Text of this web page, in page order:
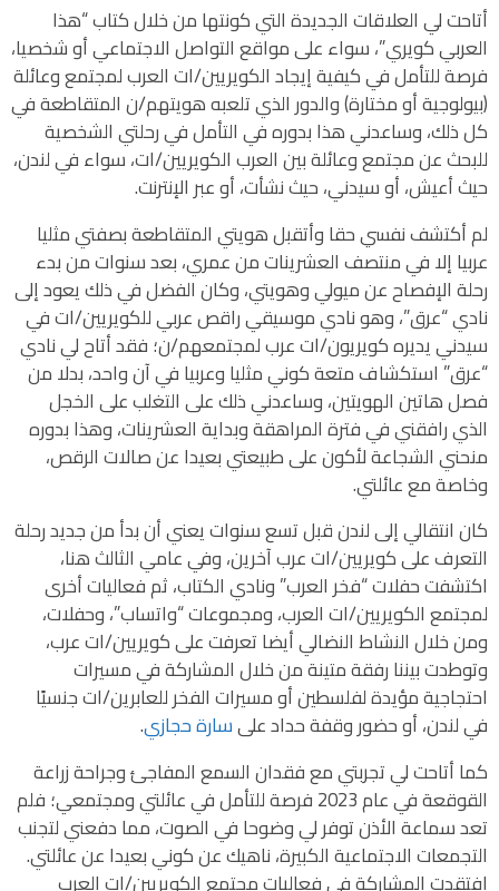
أتاحت لي العلاقات الجديدة التي كونتها من خلال كتاب “هذا
العربي كويري”، سواء على مواقع التواصل الاجتماعي أو شخصيا،
فرصة للتأمل في كيفية إيجاد الكويريين/ات العرب لمجتمع وعائلة
(بيولوجية أو مختارة) والدور الذي تلعبه هويتهم/ن المتقاطعة في
كل ذلك، وساعدني هذا بدوره في التأمل في رحلتي الشخصية
للبحث عن مجتمع وعائلة بين العرب الكويريين/ات، سواء في لندن،
حيث أعيش، أو سيدني، حيث نشأت، أو عبر الإنترنت.
لم أكتشف نفسي حقا وأتقبل هويتي المتقاطعة بصفتي مثليا
عربيا إلا في منتصف العشرينات من عمري، بعد سنوات من بدء
رحلة الإفصاح عن ميولي وهويتي، وكان الفضل في ذلك يعود إلى
نادي “عرق”، وهو نادي موسيقي راقص عربي للكويريين/ات في
سيدني يديره كويريون/ات عرب لمجتمعهم/ن؛ فقد أتاح لي نادي
“عرق” استكشاف متعة كوني مثليا وعربيا في آن واحد، بدلا من
فصل هاتين الهويتين، وساعدني ذلك على التغلب على الخجل
الذي رافقني في فترة المراهقة وبداية العشرينات، وهذا بدوره
منحني الشجاعة لأكون على طبيعتي بعيدا عن صالات الرقص،
وخاصة مع عائلتي.
كان انتقالي إلى لندن قبل تسع سنوات يعني أن بدأ من جديد رحلة
التعرف على كويريين/ات عرب آخرين، وفي عامي الثالث هنا،
اكتشفت حفلات “فخر العرب” ونادي الكتاب، ثم فعاليات أخرى
لمجتمع الكويريين/ات العرب، ومجموعات “واتساب”، وحفلات،
ومن خلال النشاط النضالي أيضا تعرفت على كويريين/ات عرب،
وتوطدت بيننا رفقة متينة من خلال المشاركة في مسيرات
احتجاجية مؤيدة لفلسطين أو مسيرات الفخر للعابرين/ات جنسيًا
في لندن، أو حضور وقفة حداد علىسارة حجازي.
كما أتاحت لي تجربتي مع فقدان السمع المفاجئ وجراحة زراعة
القوقعة في عام 2023 فرصة للتأمل في عائلتي ومجتمعي؛ فلم
تعد سماعة الأذن توفر لي وضوحا في الصوت، مما دفعني لتجنب
التجمعات الاجتماعية الكبيرة، ناهيك عن كوني بعيدا عن عائلتي.
افتقدت المشاركة في فعاليات مجتمع الكويريين/ات العرب